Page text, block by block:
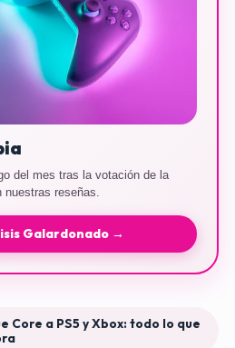
del mes tras la votación de la
nuestras reseñas.
Galardonado →
Core a PS5 y Xbox: todo lo que